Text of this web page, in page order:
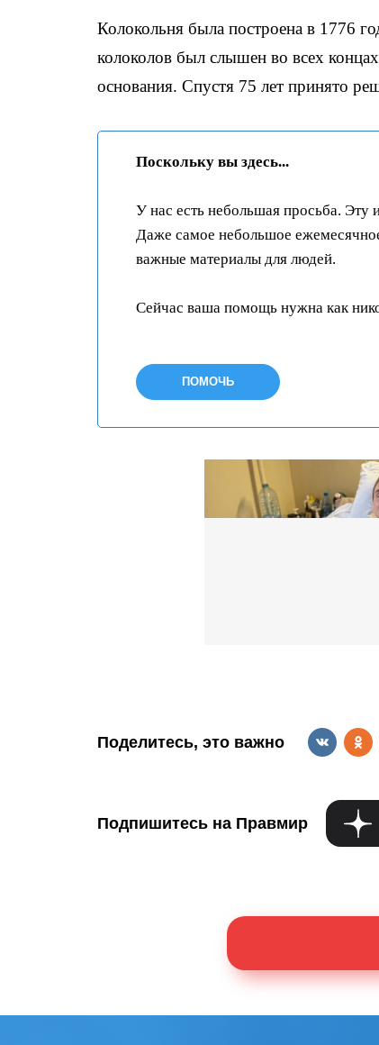
Колокольня была построена в 1776
колоколов был слышен во всех
основания. Спустя 75 лет принято
Поскольку вы здесь...
У нас есть небольшая просьба. Эту
Даже самое небольшое
важные материалы для людей.
Сейчас ваша помощь нужна как
ПОМОЧЬ
Поделитесь, это важно
Подпишитесь на Правмир